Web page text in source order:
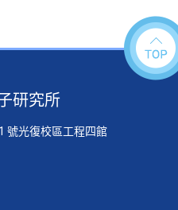
研究所
號光復校區工程四館